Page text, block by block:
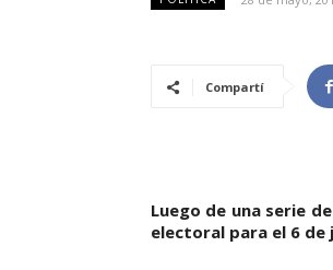
Compartí
Luego de una serie
electoral para el 6